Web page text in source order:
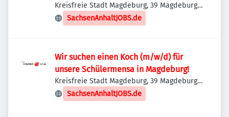
Kreisfreie Stadt Magdeburg, 39 Magdeburg,
Deutschland
SachsenAnhaltJOBS.de
Wir suchen einen Koch (m/w/d) für
unsere Schülermensa in Magdeburg!
Kreisfreie Stadt Magdeburg, 39 Magdeburg,
Deutschland
SachsenAnhaltJOBS.de